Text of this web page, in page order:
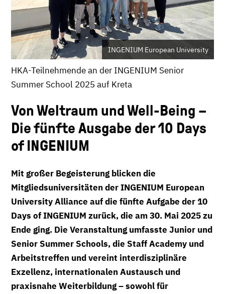
INGENIUM European University
HKA-Teilnehmende an der INGENIUM Senior
Summer School 2025 auf Kreta
Von Weltraum und Well-Being –
Die fünfte Ausgabe der 10 Days
of INGENIUM
Mit großer Begeisterung blicken die
Mitgliedsuniversitäten der INGENIUM European
University Alliance auf die fünfte Aufgabe der 10
Days of INGENIUM zurück, die am 30. Mai 2025 zu
Ende ging. Die Veranstaltung umfasste Junior und
Senior Summer Schools, die Staff Academy und
Arbeitstreffen und vereint interdisziplinäre
Exzellenz, internationalen Austausch und
praxisnahe Weiterbildung – sowohl für